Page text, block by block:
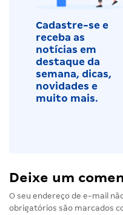
Cadastre-se e
receba as
notícias em
destaque da
semana, dicas,
novidades e
muito mais.
Deixe um
O seu endereço de e-mail
obrigatórios são marcados